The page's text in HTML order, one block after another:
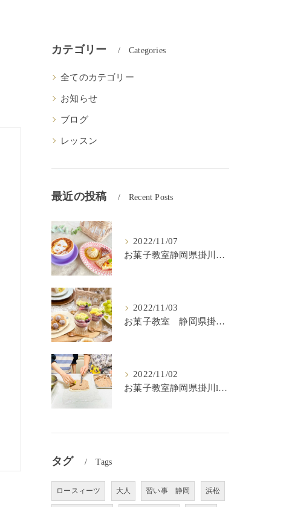
カテゴリー Categories
全てのカテゴリー
お知らせ
ブログ
レッスン
最近の投稿 Recent Posts
2022/11/07
お菓子教室静岡県掛川市lulu kitchen
2022/11/03
お菓子教室 静岡県掛川市 lulu kitchen
2022/11/02
お菓子教室静岡県掛川lulu kitchen
タグ Tags
ロースィーツ 大人 習い事 静岡 浜松